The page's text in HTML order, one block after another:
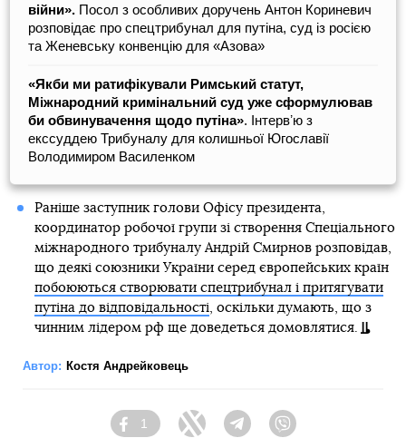
війни». Посол з особливих доручень Антон Кориневич
розповідає про спецтрибунал для путіна, суд із росією
та Женевську конвенцію для «Азова»
«Якби ми ратифікували Римський статут,
Міжнародний кримінальний суд уже сформулював
би обвинувачення щодо путіна». Інтервʼю з
екссуддею Трибуналу для колишньої Югославії
Володимиром Василенком
Раніше заступник голови Офісу президента,
координатор робочої групи зі створення Спеціального
міжнародного трибуналу Андрій Смирнов розповідав,
що деякі союзники України серед європейських країн
побоюються створювати спецтрибунал і притягувати
путіна до відповідальності, оскільки думають, що з
чинним лідером рф ще доведеться домовлятися.
Автор: Костя Андрейковець
Facebook
1
Twitter TelegramViber